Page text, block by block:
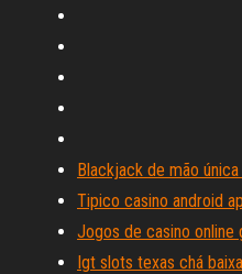
Blackjack de mão
Tipico casino android
Jogos de casino online
Igt slots texas chá